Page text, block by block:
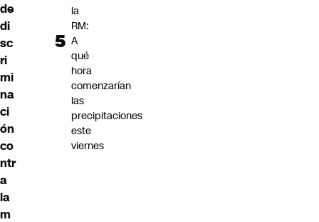
de
di
sc
ri
mi
na
ci
ón
co
ntr
a
la
m
la
RM:
A
qué
hora
comenzarían
las
precipitaciones
este
viernes